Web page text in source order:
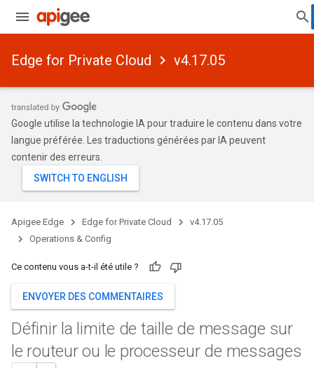
Edge for Private Cloud v4.17.05
Google utilise la technologie IA pour traduire le contenu dans votre
langue préférée. Les traductions générées par IA peuvent
contenir des erreurs.
Apigee Edge Edge for Private Cloud
v4.17.05
Operations & Config
Ce contenu vous a-t-il été utile ?
ENVOYER DES COMMENTAIRES
Définir la limite de taille de message sur
le routeur ou le processeur de messages